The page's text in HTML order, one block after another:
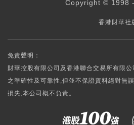
Copyright © 1998 -
香港財華社
免責聲明：
財華控股有限公司及香港聯合交易所有限
之準確性及可靠性,但並不保證資料絕對無
損失,本公司概不負責。